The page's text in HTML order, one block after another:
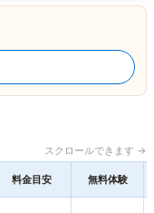
スクロールできます →
料金目安 無料体験